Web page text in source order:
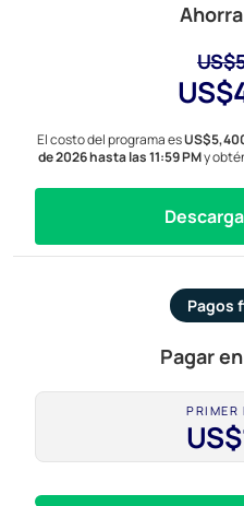
El costo del programa es
de 2026 hasta las 11:59 PMy
Pagos
Pagar
PRIMER